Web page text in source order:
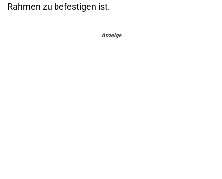
Rahmen zu befestigen ist.
Anzeige